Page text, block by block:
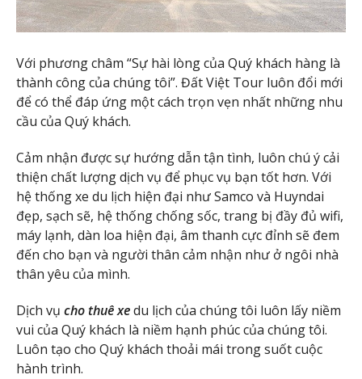
Với phương châm “Sự hài lòng của Quý khách hàng là
thành công của chúng tôi”. Đất Việt Tour luôn đổi mới
để có thể đáp ứng một cách trọn vẹn nhất những nhu
cầu của Quý khách.
Cảm nhận được sự hướng dẫn tận tình, luôn chú ý cải
thiện chất lượng dịch vụ để phục vụ bạn tốt hơn. Với
hệ thống xe du lịch hiện đại như Samco và Huyndai
đẹp, sạch sẽ, hệ thống chống sốc, trang bị đầy đủ wifi,
máy lạnh, dàn loa hiện đại, âm thanh cực đỉnh sẽ đem
đến cho bạn và người thân cảm nhận như ở ngôi nhà
thân yêu của mình.
Dịch vụ cho thuê xedu lịch của chúng tôi luôn lấy niềm
vui của Quý khách là niềm hạnh phúc của chúng tôi.
Luôn tạo cho Quý khách thoải mái trong suốt cuộc
hành trình.